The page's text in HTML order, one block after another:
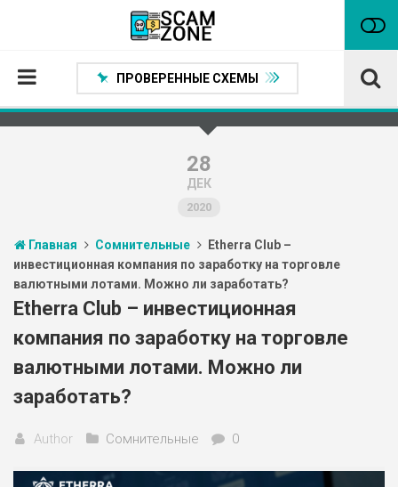
Проверенные способы заработка
Статьи
Партнеры
ПРОВЕРЕННЫЕ СХЕМЫ
28
ДЕК
2020
Главная Сомнительные
Etherra Club –
инвестиционная компания по заработку на торговле
валютными лотами. Можно ли заработать?
Etherra Club – инвестиционная
компания по заработку на торговле
валютными лотами. Можно ли
заработать?
Author Сомнительные 0